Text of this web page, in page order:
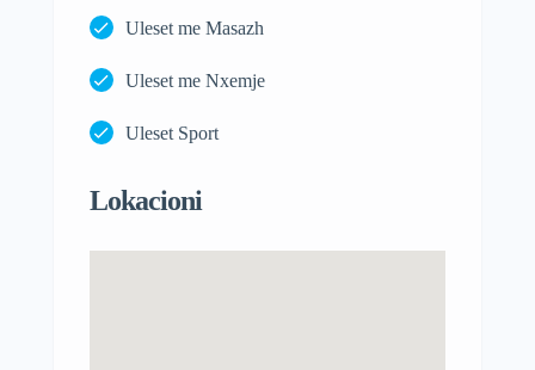
Uleset me Masazh
Uleset me Nxemje
Uleset Sport
Lokacioni